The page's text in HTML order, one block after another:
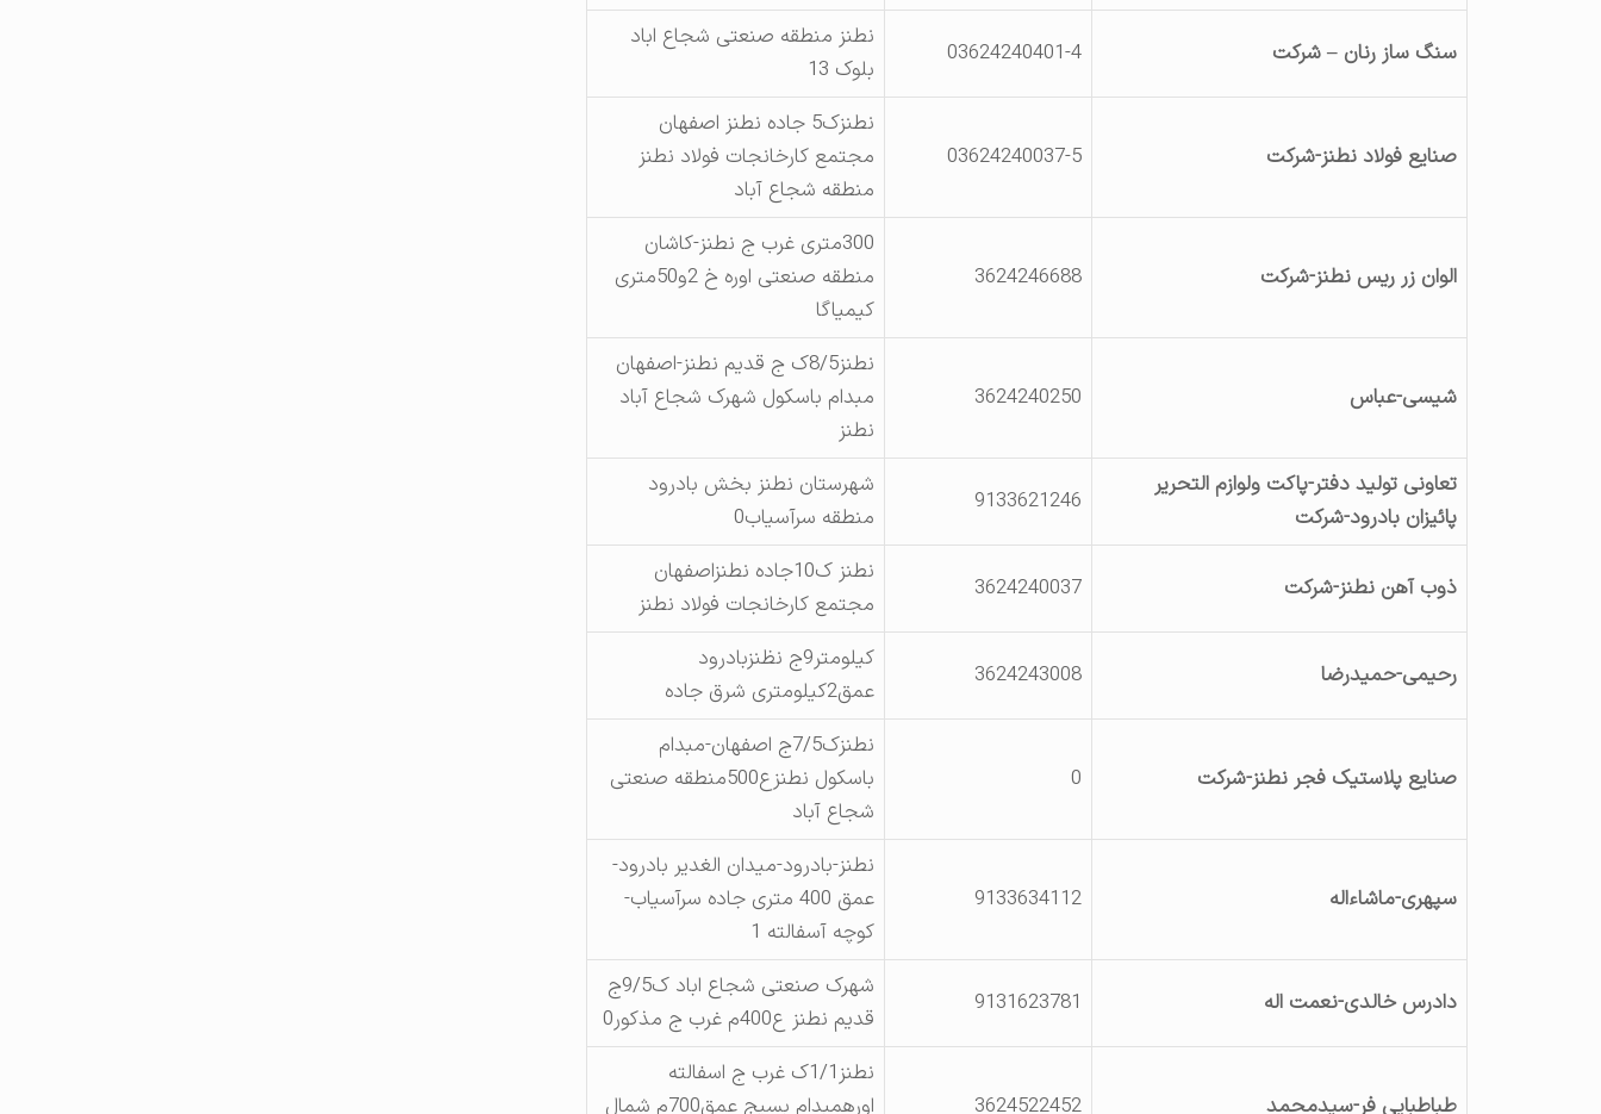
سنگ ساز رنان – شرکت 03624240401-4
نطنز منطقه صنعتی شجاع اباد
بلوک 13
صنایع فولاد نطنز-شرکت 03624240037-5
نطنزک5 جاده نطنز اصفهان
مجتمع کارخانجات فولاد نطنز
منطقه شجاع آباد
الوان زر ریس نطنز-شرکت 3624246688
300متری غرب ج نطنز-کاشان
منطقه صنعتی اوره خ 2و50متری
کیمیاگا
شیسی-عباس 3624240250
نطنز8/5ک ج قدیم نطنز-اصفهان
مبدام باسکول شهرک شجاع آباد
نطنز
تعاونی تولید دفتر-پاکت ولوازم التحریر
پائیزان بادرود-شرکت
9133621246
شهرستان نطنز بخش بادرود
منطقه سرآسیاب0
ذوب آهن نطنز-شرکت 3624240037
نطنز ک10جاده نطنزاصفهان
مجتمع کارخانجات فولاد نطنز
رحیمی-حمیدرضا 3624243008
کیلومتر9ج نظنزبادرود
عمق2کیلومتری شرق جاده
صنایع پلاستیک فجر نطنز-شرکت 0
نطنزک7/5ج اصفهان-مبدام
باسکول نطنزع500منطقه صنعتی
شجاع آباد
سپهری-ماشاءاله 9133634112
نطنز-بادرود-میدان الغدیر بادرود-
عمق 400 متری جاده سرآسیاب-
کوچه آسفالته 1
دادرس خالدی-نعمت اله 9131623781
شهرک صنعتی شجاع اباد ک9/5ج
قدیم نطنز ع400م غرب ج مذکور0
طباطبایی فر-سیدمحمد 3624522452
نطنز1/1ک غرب ج اسفالته
اورهمبدام بسیج عمق700م شمال